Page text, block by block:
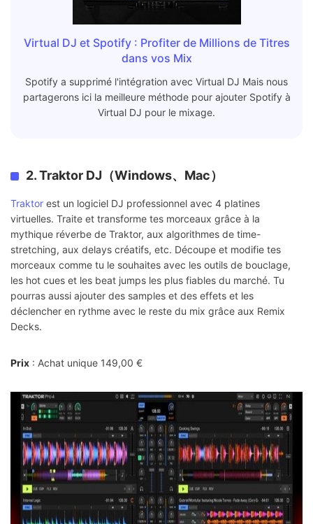
Virtual DJ et Spotify : Profiter de Millions de Titres
dans vos Mix
Spotify a supprimé l'intégration avec Virtual DJ Mais nous
partagerons ici la meilleure méthode pour ajouter Spotify à
Virtual DJ pour le mixage.
2. Traktor DJ（Windows、Mac）
Traktor est un logiciel DJ professionnel avec 4 platines
virtuelles. Traite et transforme tes morceaux grâce à la
mythique réverbe de Traktor, aux algorithmes de time-
stretching, aux delays créatifs, etc. Découpe et modifie tes
morceaux comme tu le souhaites avec les outils de bouclage,
les hot cues et les beat jumps les plus fiables du marché. Tu
pourras aussi ajouter des samples et des effets et les
déclencher en rythme avec le reste du mix grâce aux Remix
Decks.
Prix : Achat unique 149,00 €